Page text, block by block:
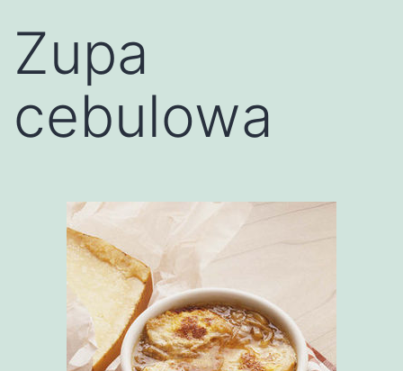
Zupa
cebulowa